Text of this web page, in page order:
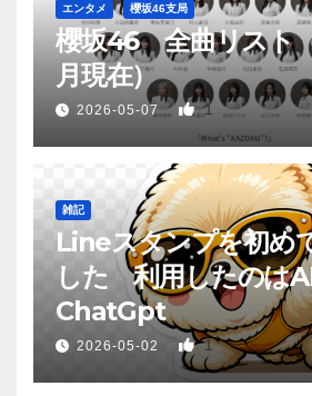
エンタメ 櫻坂46支局
櫻坂46 全曲リスト
月現在）
2026-05-07 1
雑記
Lineスタンプを初め
した 利用したのは
ChatGpt
2026-05-02 1